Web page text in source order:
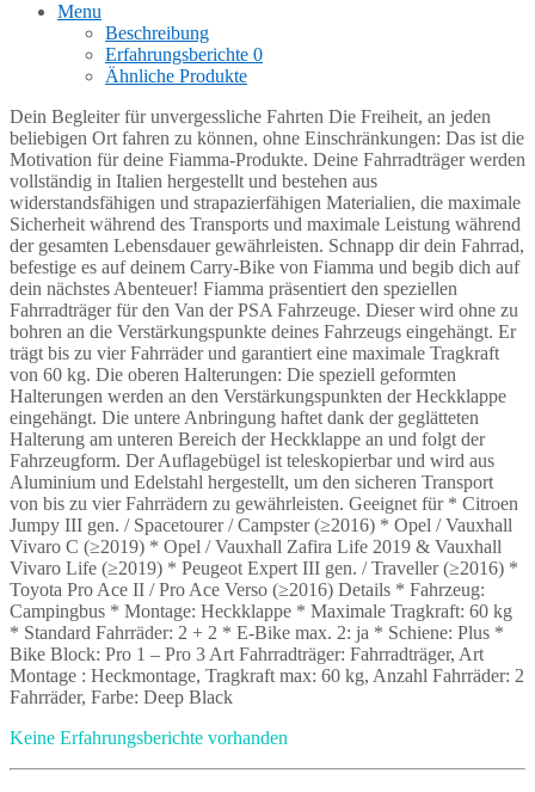
Menu
Beschreibung
Erfahrungsberichte 0
Ähnliche Produkte
Dein Begleiter für unvergessliche Fahrten Die Freiheit, an jeden
beliebigen Ort fahren zu können, ohne Einschränkungen: Das ist die
Motivation für deine Fiamma-Produkte. Deine Fahrradträger werden
vollständig in Italien hergestellt und bestehen aus
widerstandsfähigen und strapazierfähigen Materialien, die maximale
Sicherheit während des Transports und maximale Leistung während
der gesamten Lebensdauer gewährleisten. Schnapp dir dein Fahrrad,
befestige es auf deinem Carry-Bike von Fiamma und begib dich auf
dein nächstes Abenteuer! Fiamma präsentiert den speziellen
Fahrradträger für den Van der PSA Fahrzeuge. Dieser wird ohne zu
bohren an die Verstärkungspunkte deines Fahrzeugs eingehängt. Er
trägt bis zu vier Fahrräder und garantiert eine maximale Tragkraft
von 60 kg. Die oberen Halterungen: Die speziell geformten
Halterungen werden an den Verstärkungspunkten der Heckklappe
eingehängt. Die untere Anbringung haftet dank der geglätteten
Halterung am unteren Bereich der Heckklappe an und folgt der
Fahrzeugform. Der Auflagebügel ist teleskopierbar und wird aus
Aluminium und Edelstahl hergestellt, um den sicheren Transport
von bis zu vier Fahrrädern zu gewährleisten. Geeignet für * Citroen
Jumpy III gen. / Spacetourer / Campster (≥2016) * Opel / Vauxhall
Vivaro C (≥2019) * Opel / Vauxhall Zafira Life 2019 & Vauxhall
Vivaro Life (≥2019) * Peugeot Expert III gen. / Traveller (≥2016) *
Toyota Pro Ace II / Pro Ace Verso (≥2016) Details * Fahrzeug:
Campingbus * Montage: Heckklappe * Maximale Tragkraft: 60 kg
* Standard Fahrräder: 2 + 2 * E-Bike max. 2: ja * Schiene: Plus *
Bike Block: Pro 1 – Pro 3 Art Fahrradträger: Fahrradträger, Art
Montage : Heckmontage, Tragkraft max: 60 kg, Anzahl Fahrräder: 2
Fahrräder, Farbe: Deep Black
Keine Erfahrungsberichte vorhanden